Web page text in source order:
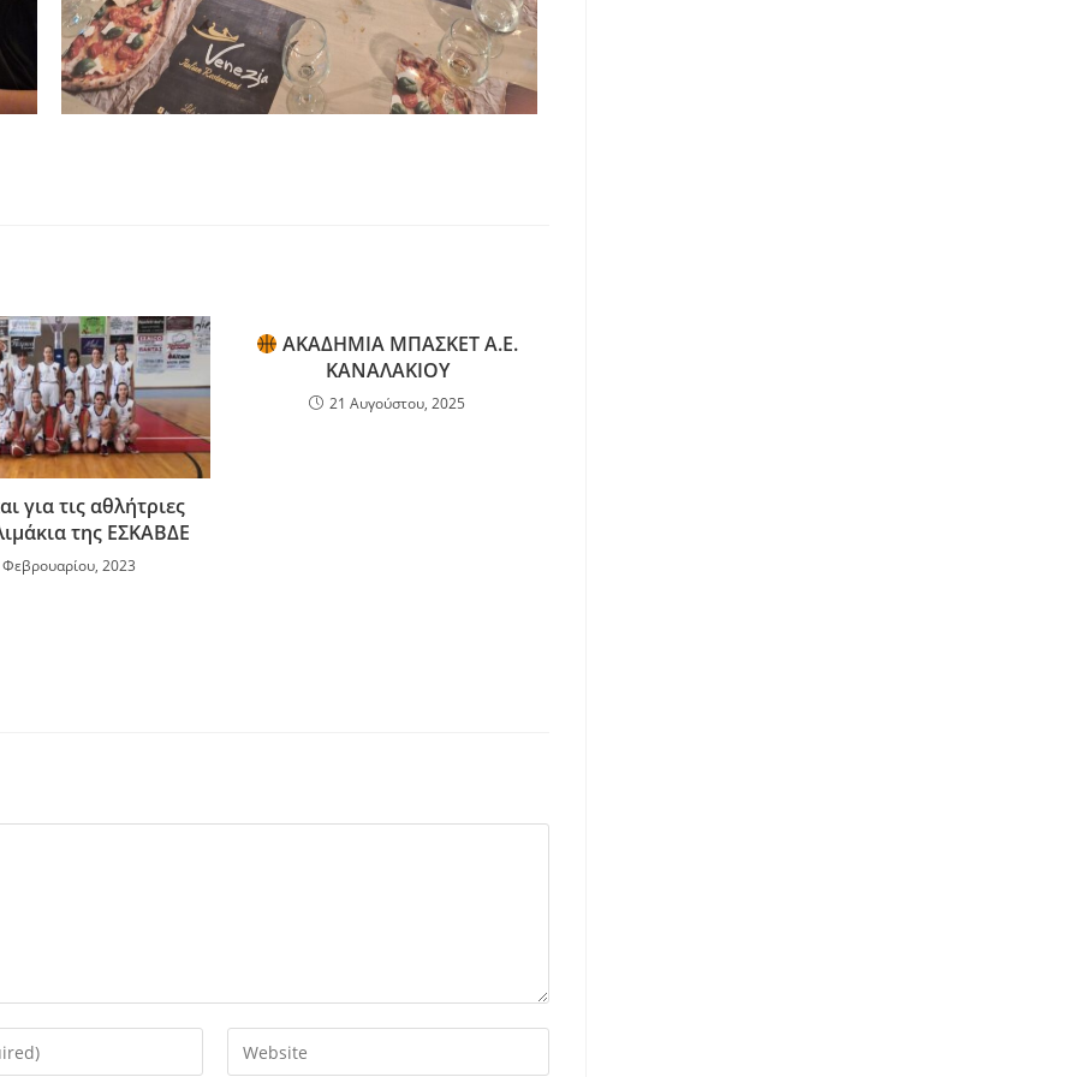
για τις αθλήτριες
της ΕΣΚΑΒΔΕ
2023
ΑΚΑΔΗΜΙΑ ΜΠΑΣΚΕΤ Α.Ε.
ΚΑΝΑΛΑΚΙΟΥ
21 Αυγούστου, 2025